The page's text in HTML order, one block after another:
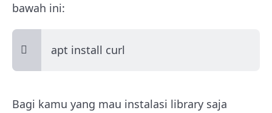
bawah ini:
apt install curl
Bagi kamu yang mau instalasi library saja